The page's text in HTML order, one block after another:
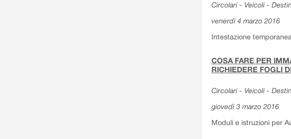
Circolari - Veicoli -
venerdì 4 marzo 2016
Intestazione
COSA FARE PER
RICHIEDERE FOGLI
Circolari - Veicoli -
giovedì 3 marzo 2016
Moduli e istruzioni per